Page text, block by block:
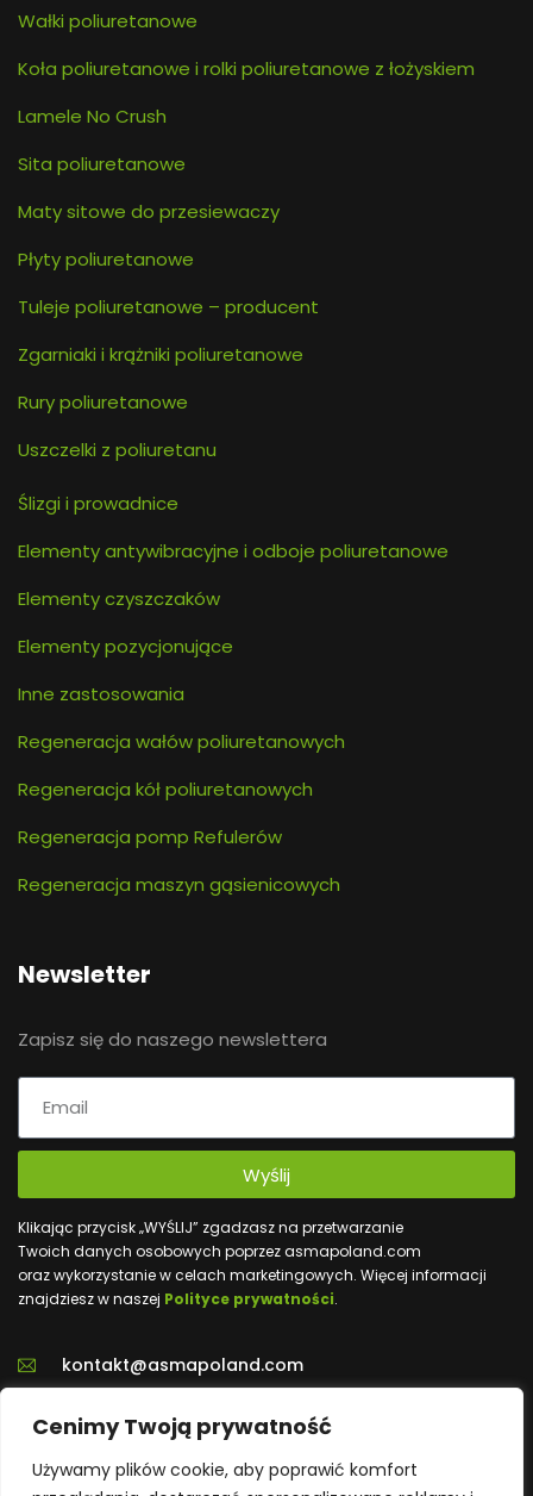
Cenimy Twoją prywatność
Używamy plików cookie, aby poprawić komfort
Wałki poliuretanowe
Koła poliuretanowe i rolki poliuretanowe z łożyskiem
Lamele No Crush
Sita poliuretanowe
Maty sitowe do przesiewaczy
Płyty poliuretanowe
Tuleje poliuretanowe – producent
Zgarniaki i krążniki poliuretanowe
Rury poliuretanowe
Uszczelki z poliuretanu
Ślizgi i prowadnice
Elementy antywibracyjne i odboje poliuretanowe
Elementy czyszczaków
Elementy pozycjonujące
Inne zastosowania
Regeneracja wałów poliuretanowych
Regeneracja kół poliuretanowych
Regeneracja pomp Refulerów
Regeneracja maszyn gąsienicowych
Newsletter
Zapisz się do naszego newslettera
Wyślij
Klikając przycisk „WYŚLIJ” zgadzasz na przetwarzanie
Twoich danych osobowych poprzez asmapoland.com
oraz wykorzystanie w celach marketingowych. Więcej informacji
znajdziesz w naszej Polityce prywatności.
kontakt@asmapoland.com
+48 539 020 702